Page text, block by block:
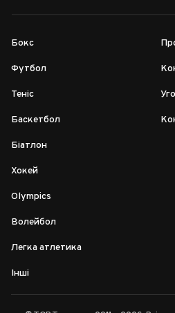
Бокс
Футбол
Теніс
Баскетбол
Біатлон
Хокей
Olympics
Волейбол
Легка атлетика
Інші